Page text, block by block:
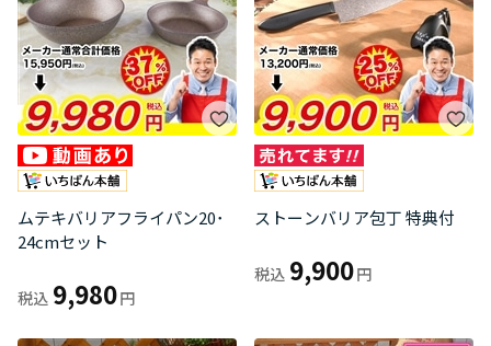
ムテキバリアフライパン20･
24cmセット
9,980
ストーンバリア包丁 特典付
9,900